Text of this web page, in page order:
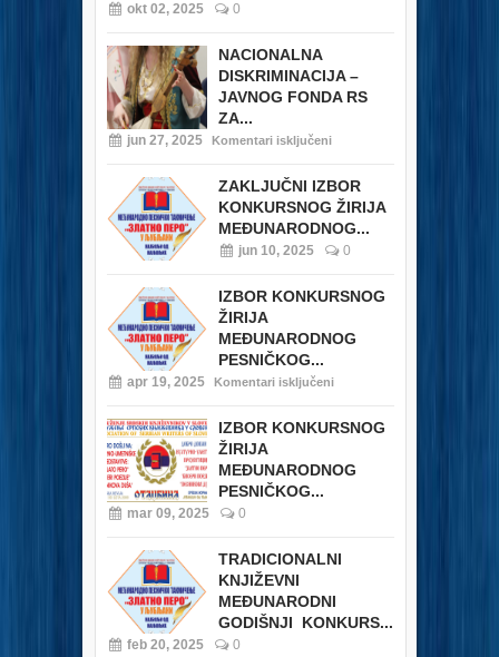
okt 02, 2025 0
NACIONALNA
DISKRIMINACIJA –
JAVNOG FONDA RS
ZA...
jun 27, 2025 Komentari isključeni
ZAKLJUČNI IZBOR
KONKURSNOG ŽIRIJA
MEĐUNARODNOG...
jun 10, 2025 0
IZBOR KONKURSNOG
ŽIRIJA
MEĐUNARODNOG
PESNIČKOG...
apr 19, 2025 Komentari isključeni
IZBOR KONKURSNOG
ŽIRIJA
MEĐUNARODNOG
PESNIČKOG...
mar 09, 2025 0
TRADICIONALNI
KNJIŽEVNI
MEĐUNARODNI
GODIŠNJI KONKURS...
feb 20, 2025 0